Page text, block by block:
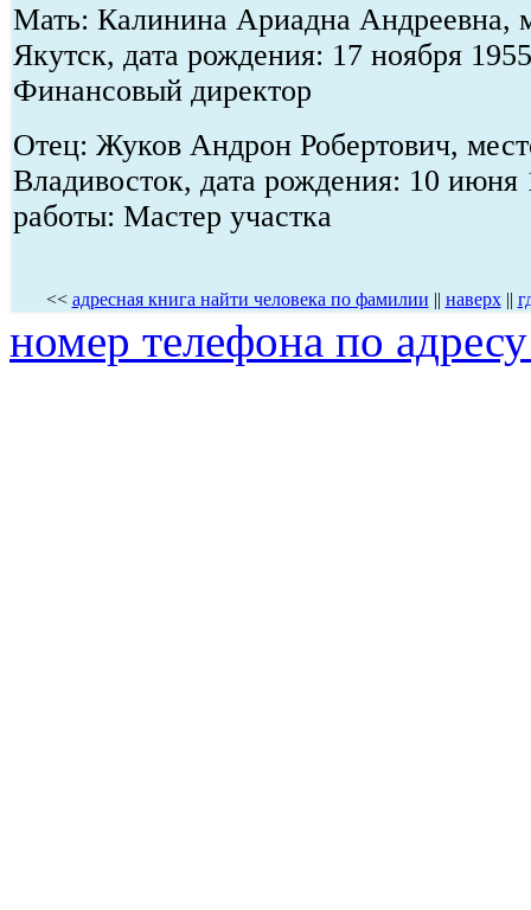
Мать: Калинина Ариадна Андреевна,
Якутск, дата рождения: 17 ноября
Финансовый директор
Отец: Жуков Андрон Робертович,
Владивосток, дата рождения: 10 июня
работы: Мастер участка
<< адресная книга найти человека по фамилии || наверх||
номер телефона по